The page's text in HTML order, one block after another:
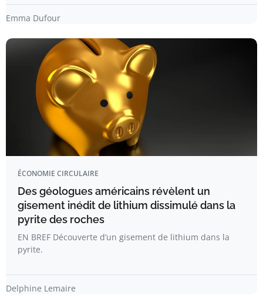
Emma Dufour
ÉCONOMIE CIRCULAIRE
Des géologues américains révèlent un
gisement inédit de lithium dissimulé dans la
pyrite des roches
EN BREF Découverte d’un gisement de lithium dans la
pyrite.
Delphine Lemaire